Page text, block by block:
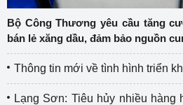
Bộ Công Thương yêu cầu tăng
bán lẻ xăng dầu, đảm bảo nguồn
Thông tin mới về tình hình triển
Lạng Sơn: Tiêu hủy nhiều hàng